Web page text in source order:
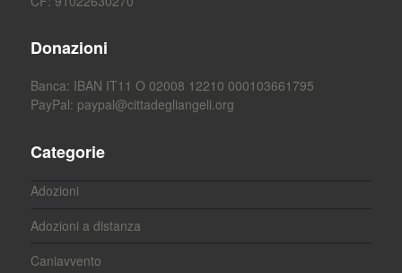
Donazioni
Banca: IBAN IT11 O 02008 12210 000103661795
PayPal: paypal@cittadegliangeli.org
Categorie
Adozioni
Adozioni a distanza
Caniavvento